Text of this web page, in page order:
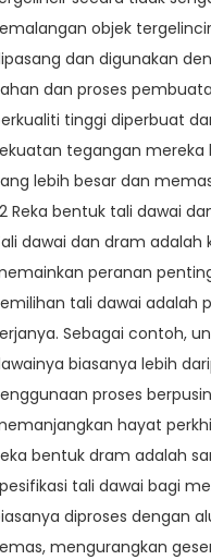
objek
dan digunakan
dan proses
tinggi diperbuat
tegangan mereka
lebih besar dan
Reka bentuk tali dawai
dawai dan dram
peranan
tali dawai adalah
Sebagai contoh,
biasanya lebih
proses
hayat
bentuk dram adalah
tali dawai bagi
diproses dengan
mengurangkan